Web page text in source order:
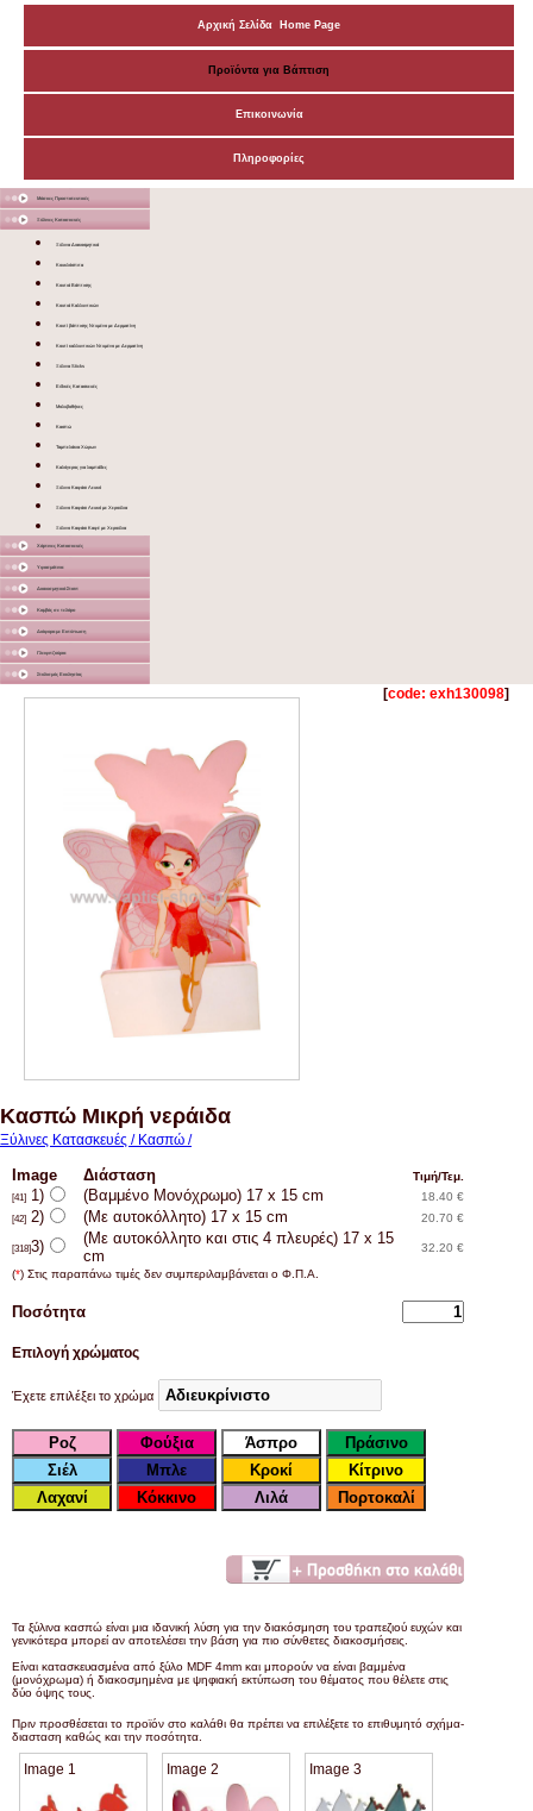
Αρχική Σελίδα Home Page
Προϊόντα για Βάπτιση
Επικοινωνία
Πληροφορίες
Μάσκες Προστατευτικές
Ξύλινες Κατασκευές
Ξύλινα Διακοσμητικά
Κουκλόσπιτα
Κουτιά Βάπτισης
Κουτιά Καλλυντικών
Κουτί βάπτισης Ντυμένο με Δερματίνη
Κουτί καλλυντικών Ντυμένο με Δερματίνη
Ξύλινα Sticks
Ειδικές Κατασκευές
Μολυβοθήκες
Κασπώ
Ταμπελάκια Χώρων
Καλόγερος για λαμπάδες
Ξύλινο Καφάσι Λευκό
Ξύλινο Καφάσι Λευκό με Χερούλια
Ξύλινο Καφάσι Καφέ με Χερούλια
Χάρτινες Κατασκευές
Υφασμάτινα
Διακοσμητικά Σταντ
Καμβάς σε τελάρο
Διάφορα με Εκτύπωση
Γλειφιτζούρια
Στολισμός Εκκλησίας
[code: exh130098]
Κασπώ Μικρή νεράιδα
Ξύλινες Κατασκευές / Κασπώ /
Image Διάσταση Τιμή/Τεμ.
[41] 1) (Βαμμένο Μονόχρωμο) 17 x 15 cm 18.40 €
[42] 2) (Με αυτοκόλλητο) 17 x 15 cm 20.70 €
[318]3)
(Με αυτοκόλλητο και στις 4 πλευρές) 17 x 15
cm
32.20 €
(*) Στις παραπάνω τιμές δεν συμπεριλαμβάνεται ο Φ.Π.Α.
Ποσότητα
Επιλογή χρώματος
Έχετε επιλέξει το χρώμα
Τα ξύλινα κασπώ είναι μια ιδανική λύση για την διακόσμηση του τραπεζιού ευχών και
γενικότερα μπορεί αν αποτελέσει την βάση για πιο σύνθετες διακοσμήσεις.
Είναι κατασκευασμένα από ξύλο MDF 4mm και μπορούν να είναι βαμμένα
(μονόχρωμα) ή διακοσμημένα με ψηφιακή εκτύπωση του θέματος που θέλετε στις
δύο όψης τους.
Πριν προσθέσεται το προϊόν στο καλάθι θα πρέπει να επιλέξετε το επιθυμητό σχήμα-
διασταση καθώς και την ποσότητα.
Image 1 Image 2 Image 3